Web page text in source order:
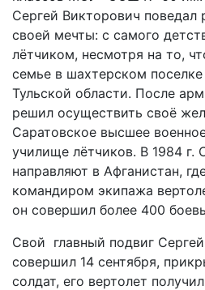
Сергей Викторович поведал
своей мечты: с самого
лётчиком, несмотря на то,
семье в шахтерском
Тульской области. После
решил осуществить своё
Саратовское высшее
училище лётчиков. В 1984 г.
направляют в Афганистан,
командиром экипажа
он совершил более 400
Свой главный подвиг
совершил 14 сентября,
солдат, его вертолет